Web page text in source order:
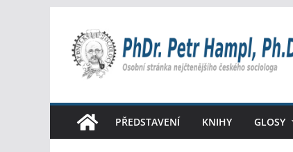
obsah
PŘEDSTAVENÍ KNIHY GLOSY